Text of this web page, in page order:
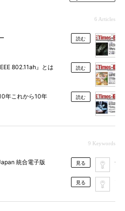
6 Articles
読む
802.11ah』とは 読む
年これから10年 読む
9 Keywords
統合電子版 見る
見る
分